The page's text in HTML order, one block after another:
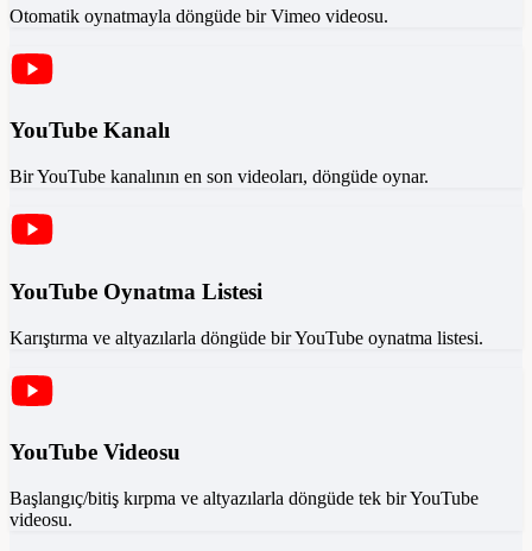
Otomatik oynatmayla döngüde bir Vimeo videosu.
YouTube Kanalı
Bir YouTube kanalının en son videoları, döngüde oynar.
YouTube Oynatma Listesi
Karıştırma ve altyazılarla döngüde bir YouTube oynatma listesi.
YouTube Videosu
Başlangıç/bitiş kırpma ve altyazılarla döngüde tek bir YouTube
videosu.